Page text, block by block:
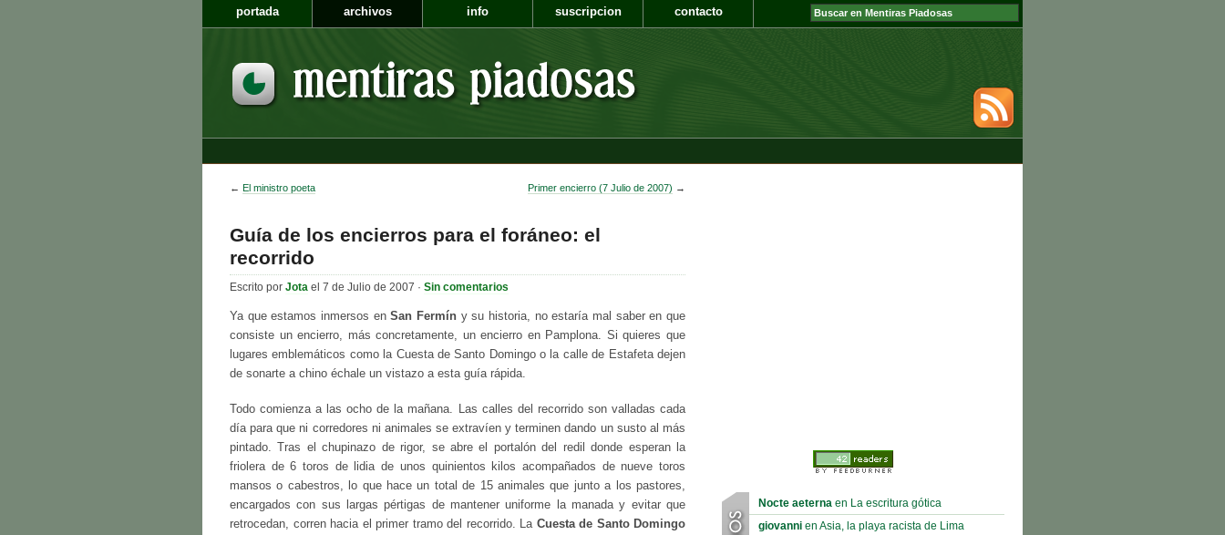
portada archivos info suscripcion contacto
← El ministro poeta Primer encierro (7 Julio de 2007) →
Guía de los encierros para el foráneo: el
recorrido
Escrito por Jota el 7 de Julio de 2007 · Sin comentarios
Ya que estamos inmersos enSan Fermín y su historia, no estaría mal saber en que
consiste un encierro, más concretamente, un encierro en Pamplona. Si quieres que
lugares emblemáticos como la Cuesta de Santo Domingo o la calle de Estafeta dejen
de sonarte a chino échale un vistazo a esta guía rápida.
Todo comienza a las ocho de la mañana. Las calles del recorrido son valladas cada
día para que ni corredores ni animales se extravíen y terminen dando un susto al más
pintado. Tras el chupinazo de rigor, se abre el portalón del redil donde esperan la
friolera de 6 toros de lidia de unos quinientos kilos acompañados de nueve toros
mansos o cabestros, lo que hace un total de 15 animales que junto a los pastores,
encargados con sus largas pértigas de mantener uniforme la manada y evitar que
retrocedan, corren hacia el primer tramo del recorrido. La Cuesta de Santo Domingo
Nocte aeterna en La escritura gótica
giovanni en Asia, la playa racista de Lima